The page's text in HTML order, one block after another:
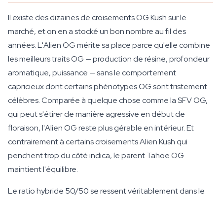
Il existe des dizaines de croisements OG Kush sur le
marché, et on en a stocké un bon nombre au fil des
années. L'Alien OG mérite sa place parce qu'elle combine
les meilleurs traits OG — production de résine, profondeur
aromatique, puissance — sans le comportement
capricieux dont certains phénotypes OG sont tristement
célèbres. Comparée à quelque chose comme la SFV OG,
qui peut s'étirer de manière agressive en début de
floraison, l'Alien OG reste plus gérable en intérieur. Et
contrairement à certains croisements Alien Kush qui
penchent trop du côté indica, le parent Tahoe OG
maintient l'équilibre.
Le ratio hybride 50/50 se ressent véritablement dans le